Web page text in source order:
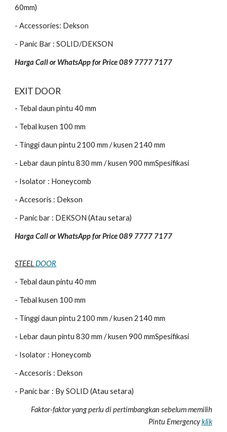
60mm)
- Accessories: Dekson
- Panic Bar : SOLID/DEKSON
Harga Call or WhatsApp for Price 089 7777 7177
EXIT DOOR
- Tebal daun pintu 40 mm
- Tebal kusen 100 mm
- Tinggi daun pintu 2100 mm / kusen 2140 mm
- Lebar daun pintu 830 mm / kusen 900 mmSpesifikasi
- Isolator : Honeycomb
- Accesoris : Dekson
- Panic bar : DEKSON (Atau setara)
Harga Call or WhatsApp for Price 089 7777 7177
STEELDOOR
- Tebal daun pintu 40 mm
- Tebal kusen 100 mm
- Tinggi daun pintu 2100 mm / kusen 2140 mm
- Lebar daun pintu 830 mm / kusen 900 mmSpesifikasi
- Isolator : Honeycomb
- Accesoris : Dekson
- Panic bar : By SOLID (Atau setara)
Faktor-faktor yang perlu di pertimbangkan sebelum memilih
Pintu Emergencyklik